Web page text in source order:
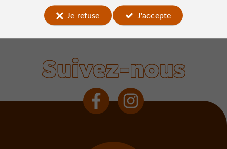
Lissac-sur-Couze
Suivez-nous
Je refuse
J'accepte